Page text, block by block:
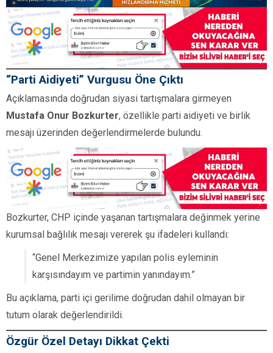
“Parti Aidiyeti” Vurgusu Öne Çıktı
Açıklamasında doğrudan siyasi tartışmalara girmeyen
Mustafa Onur Bozkurter, özellikle parti aidiyeti ve birlik
mesajı üzerinden değerlendirmelerde bulundu.
Bozkurter, CHP içinde yaşanan tartışmalara değinmek yerine
kurumsal bağlılık mesajı vererek şu ifadeleri kullandı:
“Genel Merkezimize yapılan polis eyleminin
karşısındayım ve partimin yanındayım.”
Bu açıklama, parti içi gerilime doğrudan dahil olmayan bir
tutum olarak değerlendirildi.
Özgür Özel Detayı Dikkat Çekti